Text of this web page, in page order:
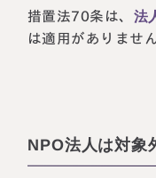
措置法70条は、法
は適用がありません
NPO法人は対象